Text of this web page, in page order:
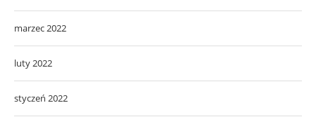
marzec 2022
luty 2022
styczeń 2022